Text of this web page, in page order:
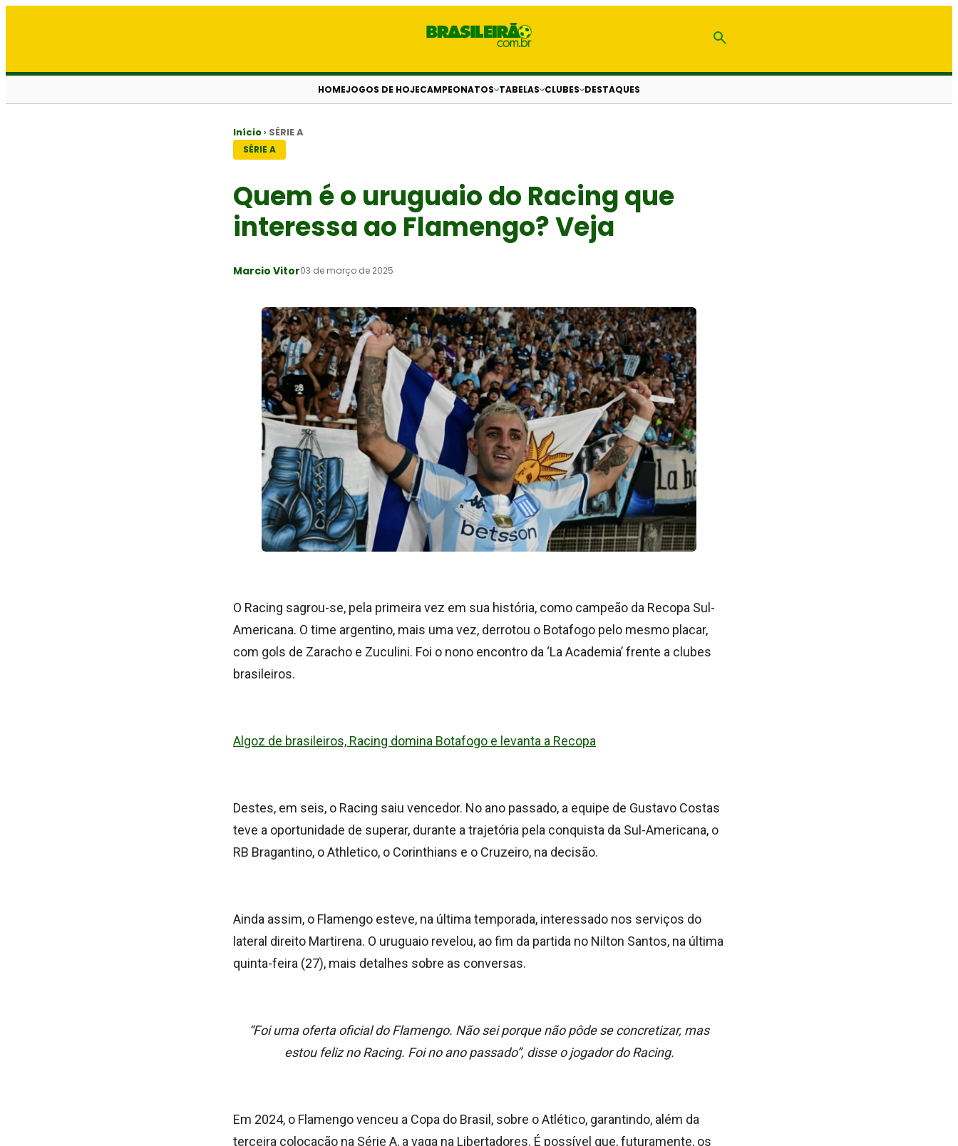
HOMEJOGOS DE HOJECAMPEONATOS TABELAS CLUBES DESTAQUES
Início › SÉRIE A
SÉRIE A
Quem é o uruguaio do Racing que
interessa ao Flamengo? Veja
Marcio Vitor03 de março de 2025
O Racing sagrou-se, pela primeira vez em sua história, como campeão da Recopa Sul-
Americana. O time argentino, mais uma vez, derrotou o Botafogo pelo mesmo placar,
com gols de Zaracho e Zuculini. Foi o nono encontro da ‘La Academia’ frente a clubes
brasileiros.
Algoz de brasileiros, Racing domina Botafogo e levanta a Recopa
Destes, em seis, o Racing saiu vencedor. No ano passado, a equipe de Gustavo Costas
teve a oportunidade de superar, durante a trajetória pela conquista da Sul-Americana, o
RB Bragantino, o Athletico, o Corinthians e o Cruzeiro, na decisão.
Ainda assim, o Flamengo esteve, na última temporada, interessado nos serviços do
lateral direito Martirena. O uruguaio revelou, ao fim da partida no Nilton Santos, na última
quinta-feira (27), mais detalhes sobre as conversas.
“Foi uma oferta oficial do Flamengo. Não sei porque não pôde se concretizar, mas
estou feliz no Racing. Foi no ano passado”, disse o jogador do Racing.
Em 2024, o Flamengo venceu a Copa do Brasil, sobre o Atlético, garantindo, além da
terceira colocação na Série A, a vaga na Libertadores. É possível que, futuramente, os